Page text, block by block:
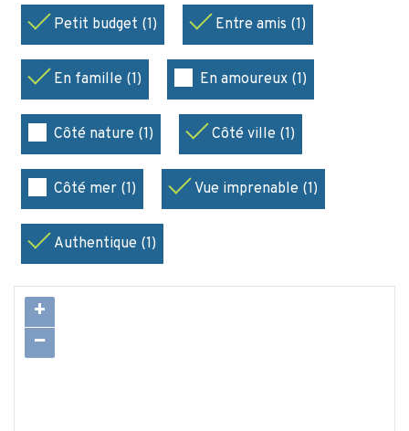
Petit budget (1) Entre amis (1)
En famille (1) En amoureux (1)
Côté nature (1) Côté ville (1)
Côté mer (1) Vue imprenable (1)
Authentique (1)
+
−